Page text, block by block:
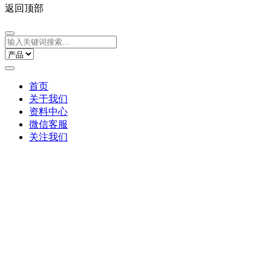
返回顶部
首页
关于我们
资料中心
微信客服
关注我们